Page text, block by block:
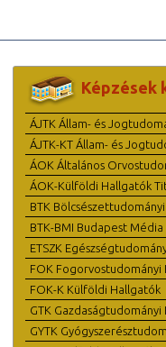
Képzések
ÁJTK Állam- és
ÁJTK-KT Állam- és
ÁOK Általános
ÁOK-Külföldi Hallgatók
BTK
BTK-BMI Budapest
ETSZK
FOK Fogorvostudományi
FOK-K Külföldi Hallgatók
GTK Gazdaságtudományi
GYTK